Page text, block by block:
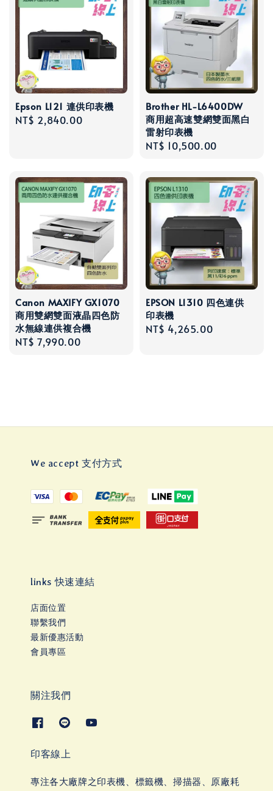
Epson L121 連供印表機
Regular
NT$ 2,840.00
Brother HL-L6400DW
商用超高速雙網雙面黑白
雷射印表機
Regular
NT$ 10,500.00
Canon MAXIFY GX1070
商用雙網雙面液晶四色防
水無線連供複合機
Regular
NT$ 7,990.00
EPSON L1310 四色連供
印表機
Regular
NT$ 4,265.00
We accept 支付方式
links 快速連結
店面位置
聯繫我們
最新優惠活動
會員專區
關注我們
印客線上
專注各大廠牌之印表機、標籤機、掃描器、原廠耗